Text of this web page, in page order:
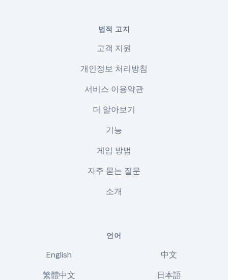
법적 고지
고객 지원
개인정보 처리방침
서비스 이용약관
더 알아보기
기능
게임 방법
자주 묻는 질문
소개
언어
English
中文
繁體中文
日本語